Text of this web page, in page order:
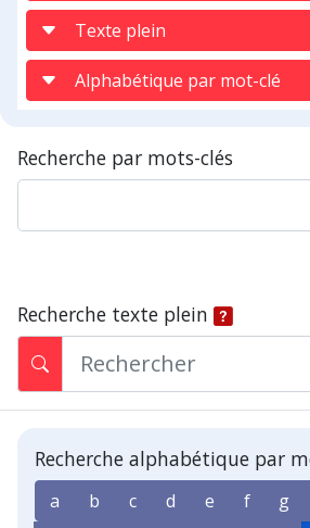
Texte plein
Alphabétique par mot-clé
Recherche par mots-clés
Recherche texte plein
Recherche alphabétique par
a b c d e f g